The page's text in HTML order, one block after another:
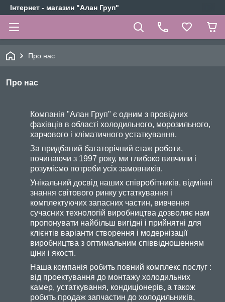
Інтернет - магазин "Алан Груп"
Про нас
Про нас
Компанія "Алан Груп" є одним з провідних
фахівців в області холодильного, морозильного,
харчового і кліматичного устаткування.
За придбаний багаторічний стаж роботи,
починаючи з 1997 року, ми глибоко вивчили і
розуміємо потреби усіх замовників.
Унікальний досвід наших співробітників, відмінні
знання світового ринку устаткування і
комплектуючих запасних частин, вивчення
сучасних технологій виробництва дозволяє нам
пропонувати найбільш вигідні і прийнятні для
клієнтів варіанти створення і модернізації
виробництва з оптимальним співвідношенням
ціни і якості.
Наша компанія робить повний комплекс послуг :
від проектування до монтажу холодильних
камер, устаткування, кондиціонерів, а також
робить продаж запчастин до холодильників,